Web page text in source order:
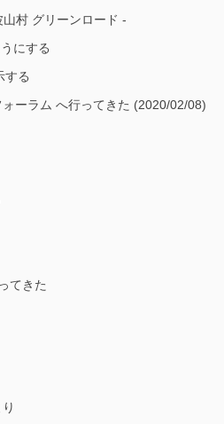
村 グリーンロード -
にする
する
ーラム へ行ってきた (2020/02/08)
てきた